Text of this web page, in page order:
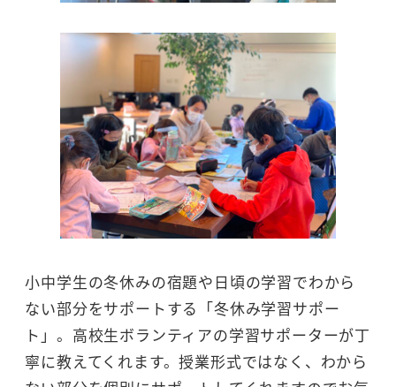
小中学生の冬休みの宿題や日頃の学習でわから
ない部分をサポートする「冬休み学習サポー
ト」。高校生ボランティアの学習サポーターが丁
寧に教えてくれます。授業形式ではなく、わから